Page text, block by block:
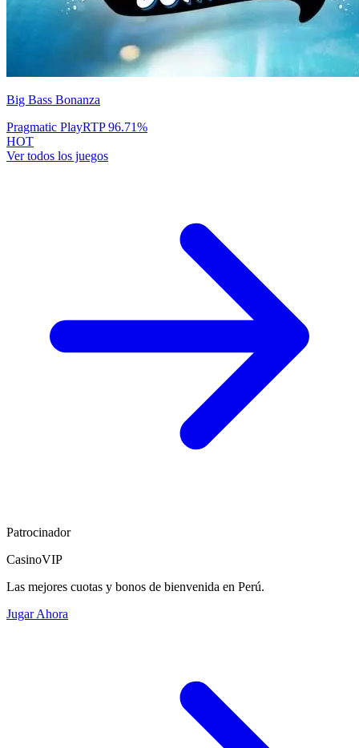
Big Bass Bonanza
Pragmatic PlayRTP96.71%
HOT
Ver todos los juegos
Patrocinador
CasinoVIP
Las mejores cuotas y bonos de bienvenida en Perú.
Jugar Ahora